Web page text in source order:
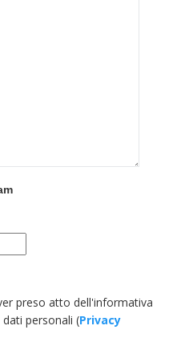
preso atto dell'informativa
personali (Privacy